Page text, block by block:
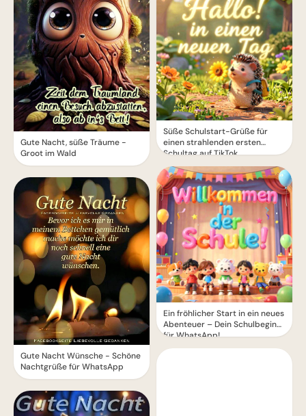
Gute Nacht, süße Träume -
Groot im Wald
Gute Nacht Wünsche - Schöne
Nachtgrüße für WhatsApp
Süße Schulstart-Grüße für
einen strahlenden ersten
Schultag auf TikTok
Ein fröhlicher Start in ein neues
Abenteuer – Dein Schulbeginn
für WhatsApp!